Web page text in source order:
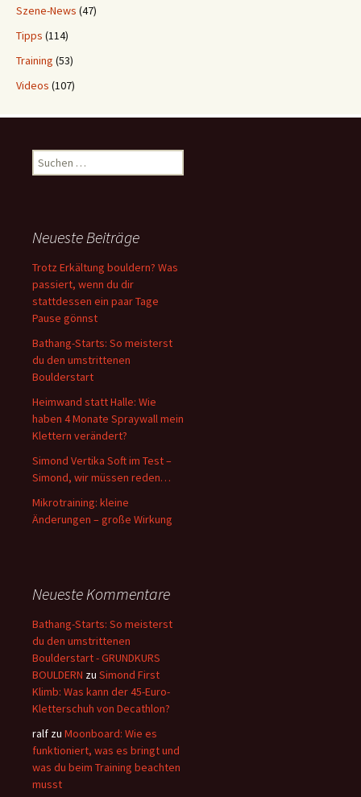
Szene-News (47)
Tipps (114)
Training (53)
Videos (107)
Suchen
nach:
Neueste Beiträge
Trotz Erkältung bouldern? Was
passiert, wenn du dir
stattdessen ein paar Tage
Pause gönnst
Bathang-Starts: So meisterst
du den umstrittenen
Boulderstart
Heimwand statt Halle: Wie
haben 4 Monate Spraywall mein
Klettern verändert?
Simond Vertika Soft im Test –
Simond, wir müssen reden…
Mikrotraining: kleine
Änderungen – große Wirkung
Neueste Kommentare
Bathang-Starts: So meisterst
du den umstrittenen
Boulderstart - GRUNDKURS
BOULDERN zu Simond First
Klimb: Was kann der 45-Euro-
Kletterschuh von Decathlon?
ralf zu Moonboard: Wie es
funktioniert, was es bringt und
was du beim Training beachten
musst